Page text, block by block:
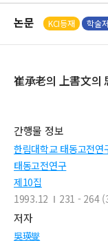
논문 KCI등재 학술
崔承老의 上書文의
간행물 정보
한림대학교 태동고전연
태동고전연구
제10집
1993.12
231 - 264
저자
吳瑛燮